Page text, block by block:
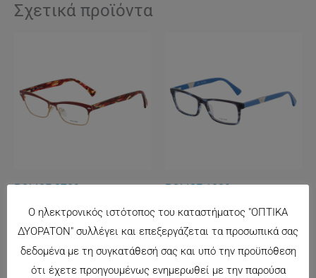
Σχετικά προϊόντα
POLICE 8789
148.00€
POLICE 1830
125.00€
Ο ηλεκτρονικός ιστότοπος του καταστήματος "ΟΠΤΙΚΑ
ΔΥΟΡΑΤΟΝ" συλλέγει και επεξεργάζεται τα προσωπικά σας
δεδομένα με τη συγκατάθεσή σας και υπό την προϋπόθεση
ότι έχετε προηγουμένως ενημερωθεί με την παρούσα